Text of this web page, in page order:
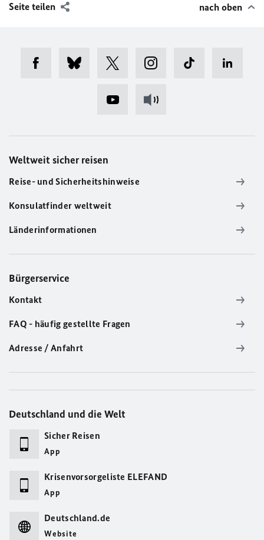
Seite teilen nach oben
Weltweit sicher reisen
Reise- und Sicherheitshinweise
Konsulatfinder weltweit
Länderinformationen
Bürgerservice
Kontakt
FAQ - häufig gestellte Fragen
Adresse / Anfahrt
Deutschland und die Welt
Sicher Reisen
App
Krisenvorsorgeliste ELEFAND
App
Deutschland.de
Website